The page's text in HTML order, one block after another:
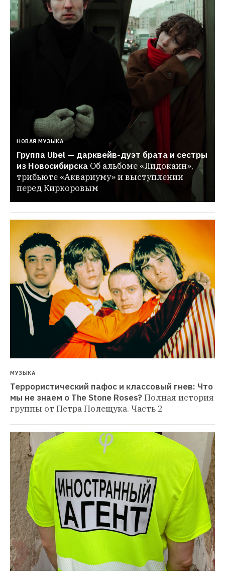
НОВАЯ МУЗЫКА
Группа Ubel — дарквейв-дуэт брата и сестры
из Новосибирска Об альбоме «Лидокаин»,
трибьюте «Аквариуму» и выступлении
перед Киркоровым
МУЗЫКА
Террористический пафос и классовый гнев: Что
мы не знаем о The Stone Roses?Полная история
группы от Петра Полещука. Часть 2